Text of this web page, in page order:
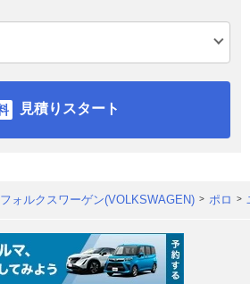
見積りスタート
フォルクスワーゲン(VOLKSWAGEN) ポロ